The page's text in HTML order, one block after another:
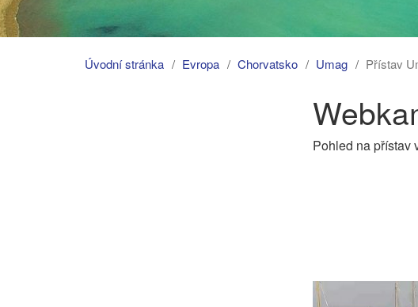
Úvodní stránka Evropa Chorvatsko Umag Přístav
Pohled na přístav